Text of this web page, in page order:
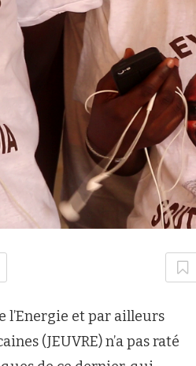
l’Energie et par ailleurs
(JEUVRE) n’a pas raté